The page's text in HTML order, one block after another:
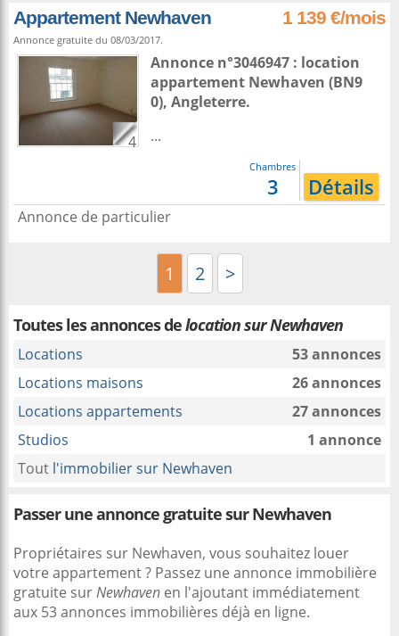
Appartement Newhaven 1 139 €/mois
Annonce gratuite du 08/03/2017.
4
Annonce n°3046947 : location
appartement Newhaven (BN9
0), Angleterre.
...
Chambres
3 Détails
Annonce de particulier
1 2 >
Toutes les annonces delocation sur Newhaven
Locations
53 annonces
Locations maisons
26 annonces
Locations appartements
27 annonces
Studios
1 annonce
Tout l'immobilier sur Newhaven
Passer une annonce gratuite sur Newhaven
Propriétaires sur Newhaven, vous souhaitez louer
votre appartement ? Passez une annonce immobilière
gratuite surNewhaven en l'ajoutant immédiatement
aux 53 annonces immobilières déjà en ligne.